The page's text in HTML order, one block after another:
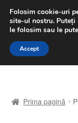
LIVRARE de
luni-vineri 9
Sari
Sari
A lua legatura
Prima pagină
Folosim cookie-uri
site-ul nostru. Puteți
le folosim sau le
Accept